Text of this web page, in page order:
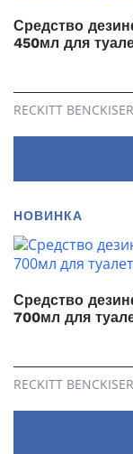
Средство
450мл для
RECKITT
НОВИНКА
Средство
700мл для
RECKITT